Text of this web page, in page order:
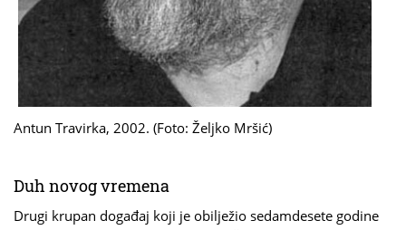
Antun Travirka, 2002. (Foto: Željko Mršić)
Duh novog vremena
Drugi krupan događaj koji je obilježio sedamdesete godine